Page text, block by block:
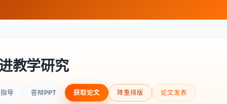
教学研究
导 答辩PPT 获取论文 降重排版 论文发表